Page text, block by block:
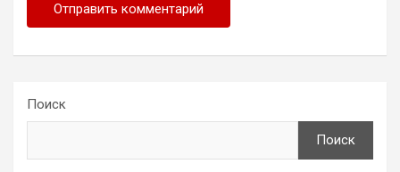
Поиск
Поиск